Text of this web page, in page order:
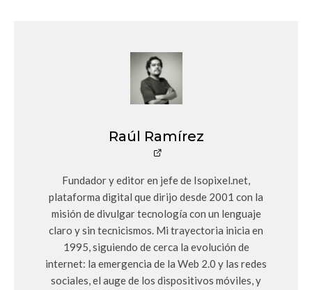
Raúl Ramírez
Fundador y editor en jefe de Isopixel.net,
plataforma digital que dirijo desde 2001 con la
misión de divulgar tecnología con un lenguaje
claro y sin tecnicismos. Mi trayectoria inicia en
1995, siguiendo de cerca la evolución de
internet: la emergencia de la Web 2.0 y las redes
sociales, el auge de los dispositivos móviles, y